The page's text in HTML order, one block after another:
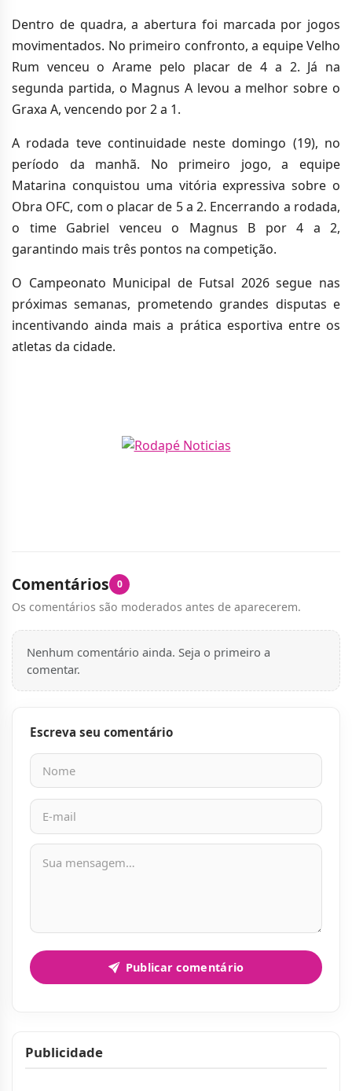
Dentro de quadra, a abertura foi marcada por jogos
movimentados. No primeiro confronto, a equipe Velho
Rum venceu o Arame pelo placar de 4 a 2. Já na
segunda partida, o Magnus A levou a melhor sobre o
Graxa A, vencendo por 2 a 1.
A rodada teve continuidade neste domingo (19), no
período da manhã. No primeiro jogo, a equipe
Matarina conquistou uma vitória expressiva sobre o
Obra OFC, com o placar de 5 a 2. Encerrando a rodada,
o time Gabriel venceu o Magnus B por 4 a 2,
garantindo mais três pontos na competição.
O Campeonato Municipal de Futsal 2026 segue nas
próximas semanas, prometendo grandes disputas e
incentivando ainda mais a prática esportiva entre os
atletas da cidade.
Comentários 0
Os comentários são moderados antes de aparecerem.
Nenhum comentário ainda. Seja o primeiro a
comentar.
Escreva seu comentário
Nome
E-mail
Mensagem
Publicar comentário
Publicidade